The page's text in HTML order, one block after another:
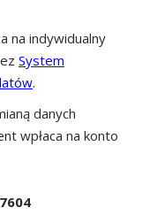
na indywidualny
System
.
danych
wpłaca na konto